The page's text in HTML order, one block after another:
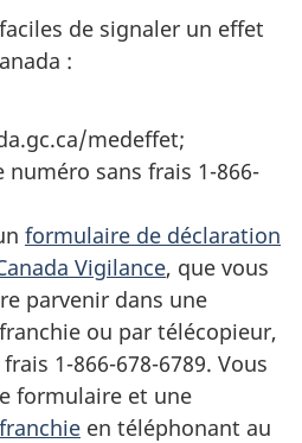
de signaler un effet
:
medeffet;
numéro sans frais 1-866-
formulaire de déclaration
Vigilance, que vous
parvenir dans une
ou par télécopieur,
1-866-678-6789. Vous
formulaire et une
en téléphonant au